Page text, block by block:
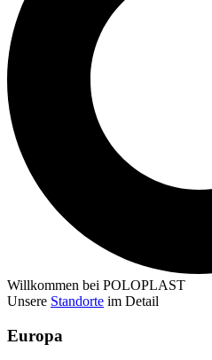
Willkommen bei POLOPLAST
Unsere Standorte im Detail
Europa